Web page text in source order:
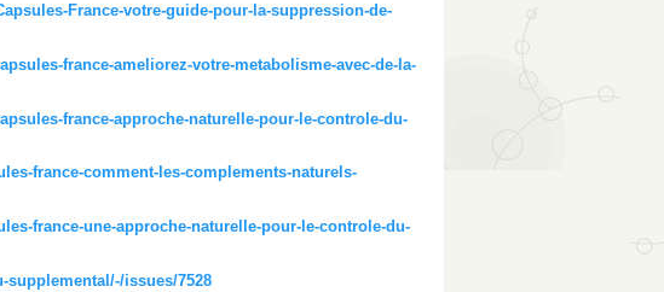
France-votre-guide-pour-la-suppression-de-
france-ameliorez-votre-metabolisme-avec-de-la-
france-approche-naturelle-pour-le-controle-du-
france-comment-les-complements-naturels-
france-une-approche-naturelle-pour-le-controle-du-
issues/7528